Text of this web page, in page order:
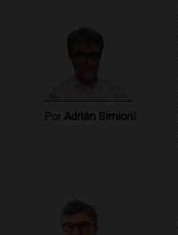
Por Adrián Simioni